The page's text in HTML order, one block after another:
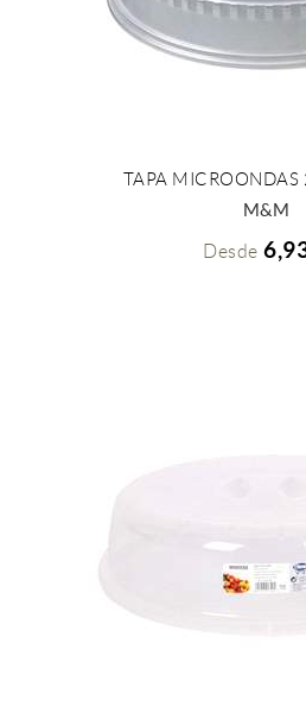
+ INFO
TAPA
M&M
Desde